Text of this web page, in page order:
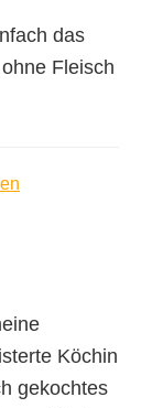
das
Fleisch
Köchin
gekochtes